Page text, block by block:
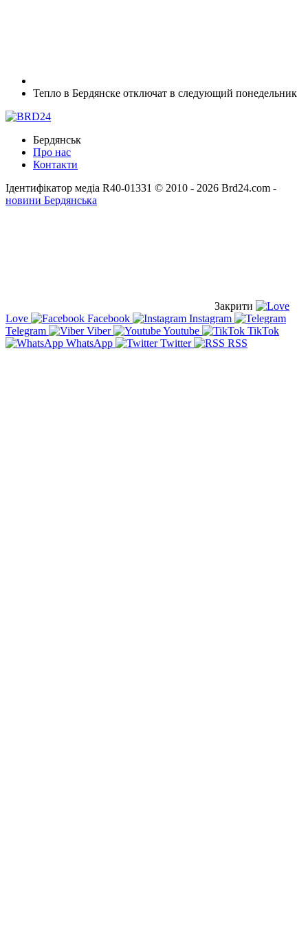
Тепло в Бердянске отключат в следующий понедельник
Бердянськ
Про нас
Контакти
Ідентифікатор медіа R40-01331 © 2010 - 2026 Brd24.com -
новини Бердянська
Закрити
Love
Facebook
Instagram
Telegram
Viber Youtube
TikTok
WhatsApp
Twitter RSS